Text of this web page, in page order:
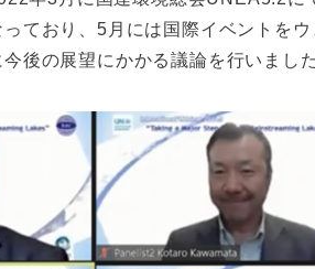
ており、5月には国際イベントを
後の展望にかかる議論を行いました